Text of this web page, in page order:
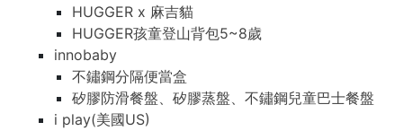
HUGGER x 麻吉貓
HUGGER孩童登山背包5~8歲
innobaby
不鏽鋼分隔便當盒
矽膠防滑餐盤、矽膠蒸盤、不鏽鋼兒童巴士餐盤
i play(美國US)